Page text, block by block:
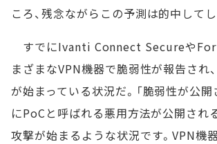
ころ、残念ながらこの予測は的中してし
すでにIvanti Connect Secureや
まざまなVPN機器で脆弱性が報告され
が始まっている状況だ。「脆弱性が公開
にPoCと呼ばれる悪用方法が公開され
攻撃が始まるような状況です。VPN機